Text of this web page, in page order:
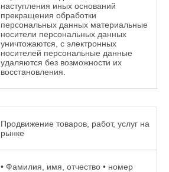
наступления иных оснований
прекращения обработки
персональных данных материальные
носители персональных данных
уничтожаются, с электронных
носителей персональные данные
удаляются без возможности их
восстановления.
Продвижение товаров, работ, услуг на
рынке
• Фамилия, имя, отчество • номер